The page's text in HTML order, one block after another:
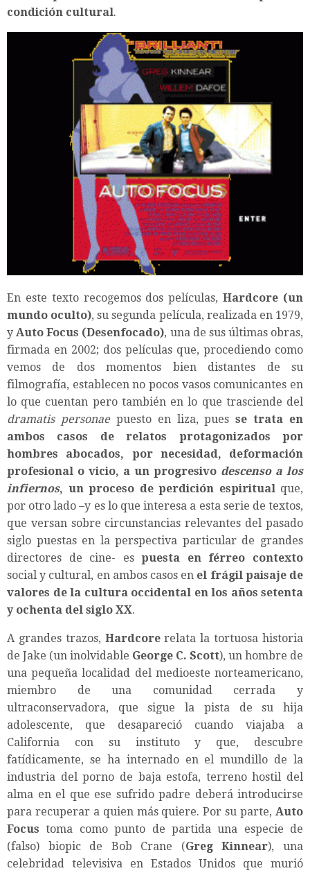
condición cultural.
En este texto recogemos dos películas,Hardcore (un
mundo oculto), su segunda película, realizada en 1979,
y Auto Focus (Desenfocado), una de sus últimas obras,
firmada en 2002; dos películas que, procediendo como
vemos de dos momentos bien distantes de su
filmografía, establecen no pocos vasos comunicantes en
lo que cuentan pero también en lo que trasciende del
dramatis personaepuesto en liza, puesse trata en
ambos casos de relatos protagonizados por
hombres abocados, por necesidad, deformación
profesional o vicio, a un progresivo descenso a los
infiernos, un proceso de perdición espiritual que,
por otro lado –y es lo que interesa a esta serie de textos,
que versan sobre circunstancias relevantes del pasado
siglo puestas en la perspectiva particular de grandes
directores de cine- espuesta en férreo contexto
social y cultural, en ambos casos en el frágil paisaje de
valores de la cultura occidental en los años setenta
y ochenta del siglo XX.
A grandes trazos, Hardcorerelata la tortuosa historia
de Jake (un inolvidable George C. Scott), un hombre de
una pequeña localidad del medioeste norteamericano,
miembro de una comunidad cerrada y
ultraconservadora, que sigue la pista de su hija
adolescente, que desapareció cuando viajaba a
California con su instituto y que, descubre
fatídicamente, se ha internado en el mundillo de la
industria del porno de baja estofa, terreno hostil del
alma en el que ese sufrido padre deberá introducirse
para recuperar a quien más quiere. Por su parte, Auto
Focus toma como punto de partida una especie de
(falso) biopic de Bob Crane (Greg Kinnear), una
celebridad televisiva en Estados Unidos que murió